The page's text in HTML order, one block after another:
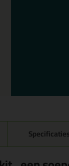
Specificaties